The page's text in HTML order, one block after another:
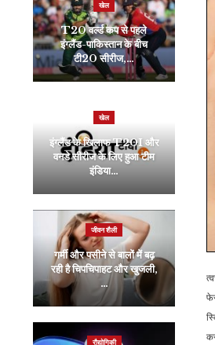
खेल
T20 वर्ल्ड कप से पहले
इंग्लैंड-पाकिस्तान के बीच
टी20 सीरीज,…
खेल
इंग्लैंड के खिलाफ T20I और
वनडे सीरीज के लिए हुआ टीम
इंडिया…
जीवन शैली
गर्मी और पसीने से बालों में बढ़
रही है चिपचिपाहट और खुजली,
…
रौद्योगिकी